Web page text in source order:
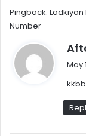
Pingback: Ladkiyon
Number
May